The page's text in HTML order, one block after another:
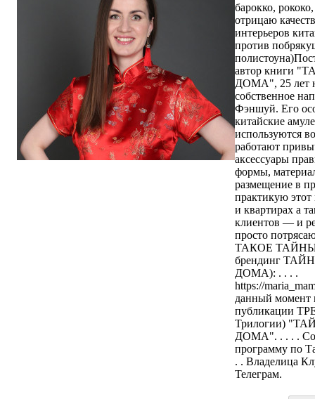
барокко,
отрицаю
интерьеров
против
автор книги
ДОМА", 25 лет
собственное
Фэншуй. Его
китайские
используются
работают
аксессуары
формы,
размещение в
практикую этот
и квартирах а
клиентов — и
просто
ТАКОЕ
брендинг
ДОМА): . . . .
https://
данный момент
публикации
Трилогии)
ДОМА". . . . .
программу по
. . Владелица
Телеграм.